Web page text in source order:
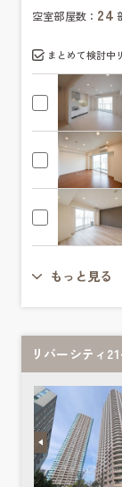
空室部屋数： 24
まとめて検討中
もっと見る
リバーシティ